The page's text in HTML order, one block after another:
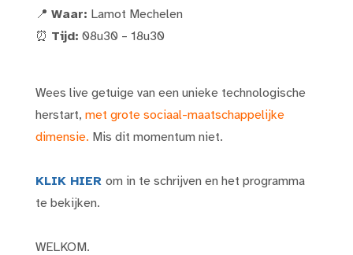
📍 Waar: Lamot Mechelen
⏰ Tijd: 08u30 – 18u30
Wees live getuige van een unieke technologische
herstart, met grote sociaal-maatschappelijke
dimensie. Mis dit momentum niet.
KLIK HIER om in te schrijven en het programma
te bekijken.
WELKOM.